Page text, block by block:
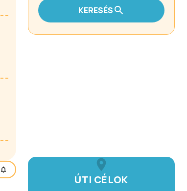
KERESÉS
ÚTI CÉLOK